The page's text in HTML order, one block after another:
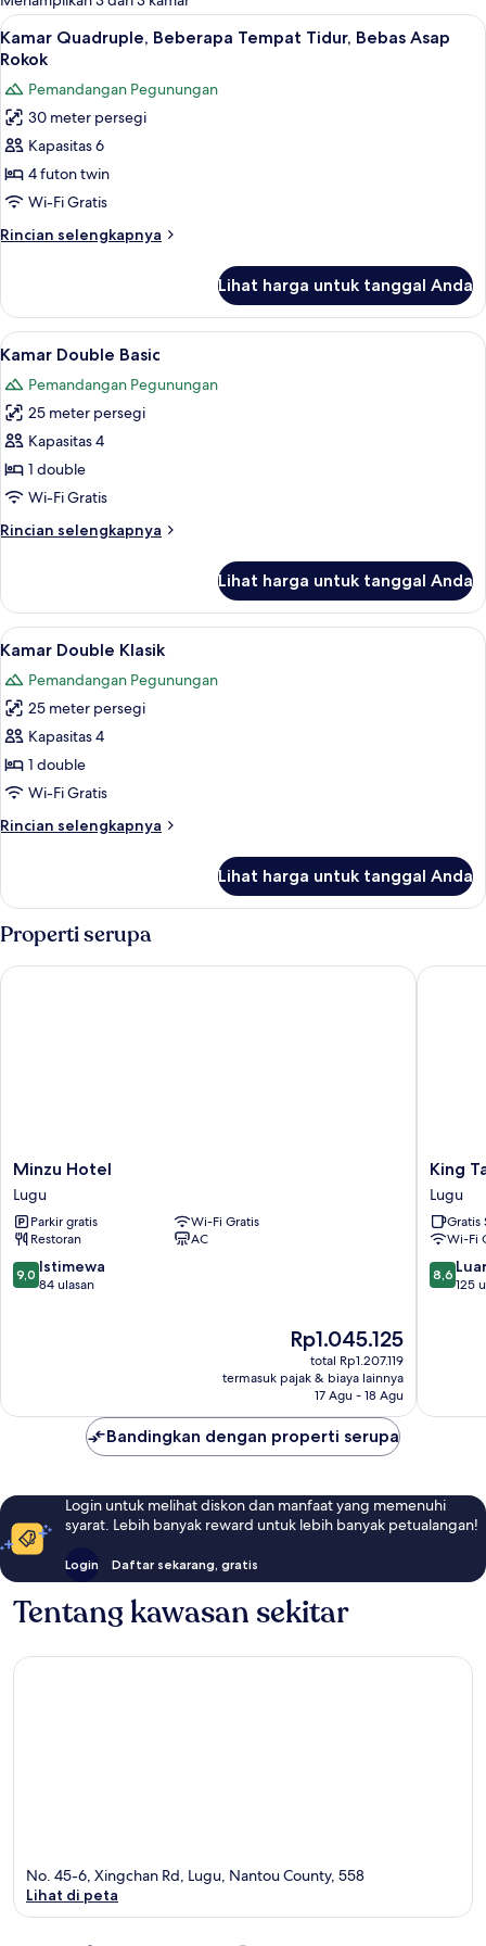
kamar
Lihat
semua
untuk
Kamar
Quadruple,
Beberapa
Tempat
Tidur,
Bebas
Rokok
Kamar Quadruple, Beberapa
9
Kamar Quadruple, Beberapa Tempat Tidur, Bebas Asap
Rokok
Pemandangan Pegunungan
30 meter persegi
Kapasitas 6
4 futon twin
Wi-Fi Gratis
Rincian selengkapnya
Rincian
Kamar
Quadruple,
Beberapa
Tidur,
Bebas
Asap
Rokok
Lihat harga untuk tanggal Anda
Lihat
semua
foto
untuk
Kamar
Double
Basic
Kamar Double Basic | Tirai kedap
10
Kamar Double Basic
Pemandangan Pegunungan
25 meter persegi
Kapasitas 4
1 double
Wi-Fi Gratis
Rincian selengkapnya
Rincian
Kamar
Double
Basic
Lihat harga untuk tanggal Anda
Lihat
semua
foto
untuk
Kamar
Double
Klasik
Kamar Double Klasik | Tirai kedap
13
Kamar Double Klasik
Pemandangan Pegunungan
25 meter persegi
Kapasitas 4
1 double
Wi-Fi Gratis
Rincian selengkapnya
Rincian
Kamar
Double
Klasik
Lihat harga untuk tanggal Anda
Properti serupa
Minzu
Hotel
Lugu
Minzu Hotel
Lugu
Parkir gratis
Wi-Fi Gratis
Restoran
AC
9.0
dari
9,0 Istimewa
84 ulasan
Harga
sekarang
Rp1.045.125
Rp1.045.125
total Rp1.207.119
termasuk pajak & biaya lainnya
17 Agu - 18 Agu
Minzu Hotel
King
Taiwan
Lugu
King
Lugu
Gratis
Wi-Fi
8.6
dari
8,6
125
King
Bandingkan dengan properti serupa
Login untuk melihat diskon dan manfaat yang memenuhi
syarat. Lebih banyak reward untuk lebih banyak petualangan!
Login Daftar sekarang, gratis
Tentang kawasan sekitar
No. 45-6, Xingchan Rd, Lugu, Nantou County, 558
Lihat di peta